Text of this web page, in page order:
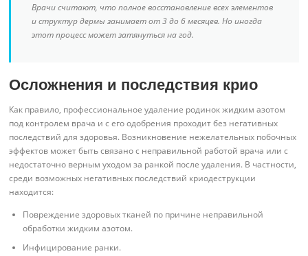
Врачи считают, что полное восстановление всех элементов
и структур дермы занимает от 3 до 6 месяцев. Но иногда
этот процесс может затянуться на год.
Осложнения и последствия крио
Как правило, профессиональное удаление родинок жидким азотом
под контролем врача и с его одобрения проходит без негативных
последствий для здоровья. Возникновение нежелательных побочных
эффектов может быть связано с неправильной работой врача или с
недостаточно верным уходом за ранкой после удаления. В частности,
среди возможных негативных последствий криодеструкции
находится:
Повреждение здоровых тканей по причине неправильной
обработки жидким азотом.
Инфицирование ранки.